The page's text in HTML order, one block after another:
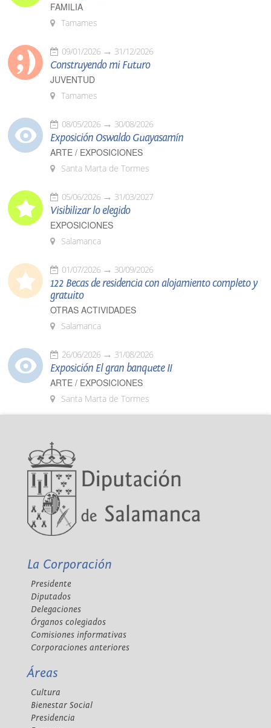
FAMILIA
Tamames
09/01/2026 31/12/2026
Construyendo mi Futuro
JUVENTUD
Tamames
08/05/2026 30/08/2026
Exposición Oswaldo Guayasamín
ARTE / EXPOSICIONES
Santa Marta de Tormes
05/06/2026 31/03/2027
Visibilizar lo elegido
EXPOSICIONES
Salamanca
01/07/2026 30/09/2026
122 Becas de residencia con alojamiento completo y
gratuito
OTRAS ACTIVIDADES
Salamanca
26/06/2026 31/08/2026
Exposición El gran banquete II
ARTE / EXPOSICIONES
Santa Marta de Tormes
La Corporación
Presidente
Diputados
Delegaciones
Órganos colegiados
Comisiones informativas
Corporaciones anteriores
Áreas
Cultura
Bienestar Social
Presidencia